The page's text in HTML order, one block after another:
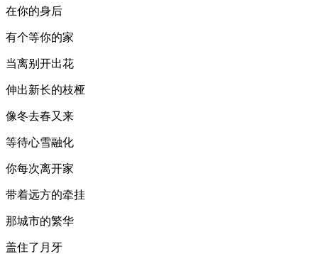
在你的身后
有个等你的家
当离别开出花
伸出新长的枝桠
像冬去春又来
等待心雪融化
你每次离开家
带着远方的牵挂
那城市的繁华
盖住了月牙